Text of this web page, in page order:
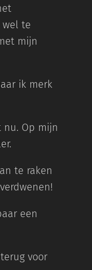
wel te
mijn
ik merk
Op mijn
te raken
een
voor